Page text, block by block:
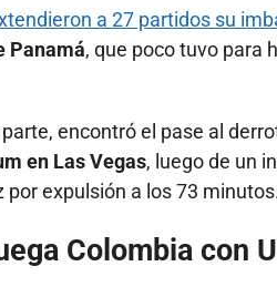
a 27 partidos su
Panamá, que poco tuvo para
encontró el pase al
en Las Vegas, luego de un
por expulsión a los 73
Colombia con